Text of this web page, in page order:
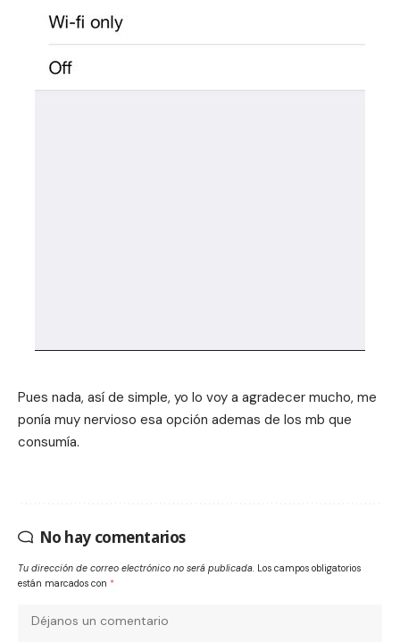
Pues nada, así de simple, yo lo voy a agradecer mucho, me
ponía muy nervioso esa opción ademas de los mb que
consumía.
No hay comentarios
Tu dirección de correo electrónico no será publicada. Los campos obligatorios
están marcados con *